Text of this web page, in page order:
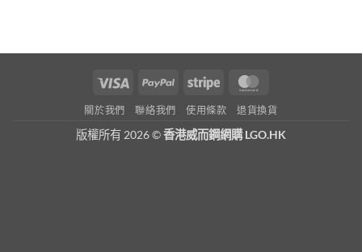
Visa PayPal Stripe
關於我們 聯絡我們 使用條款 退貨換貨
版權所有 2026 ©香港威而鋼網購 LGO.HK